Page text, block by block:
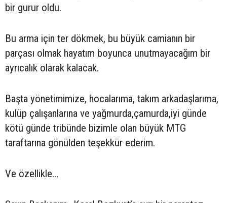
bir gurur oldu.
Bu arma için ter dökmek, bu büyük camianın bir
parçası olmak hayatım boyunca unutmayacağım bir
ayrıcalık olarak kalacak.
Başta yönetimimize, hocalarıma, takım arkadaşlarıma,
kulüp çalışanlarına ve yağmurda,çamurda,iyi günde
kötü günde tribünde bizimle olan büyük MTG
taraftarına gönülden teşekkür ederim.
Ve özellikle…